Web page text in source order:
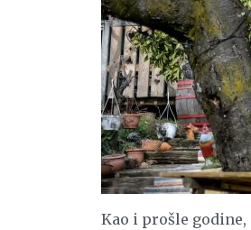
Kao i prošle